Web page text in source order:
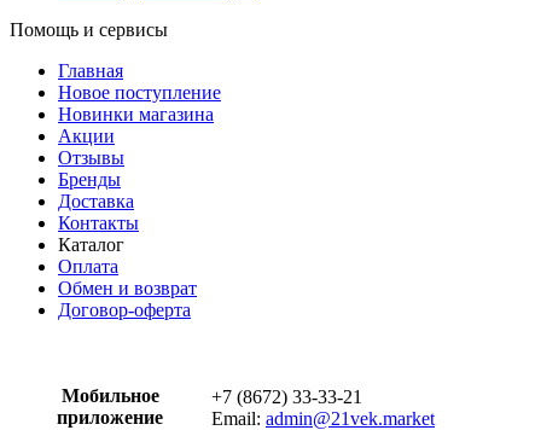
Помощь и сервисы
Главная
Новое поступление
Новинки магазина
Акции
Отзывы
Бренды
Доставка
Контакты
Каталог
Оплата
Обмен и возврат
Договор-оферта
Мобильное
приложение
+7 (8672) 33-33-21
Email: admin@21vek.market